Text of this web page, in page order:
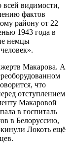
видимости,
фактов
району от 22
1943 года в
немцы
жертв Макарова. А
что
отступлением
Макаровой
в госпиталь
в Белоруссию,
Локоть ещё